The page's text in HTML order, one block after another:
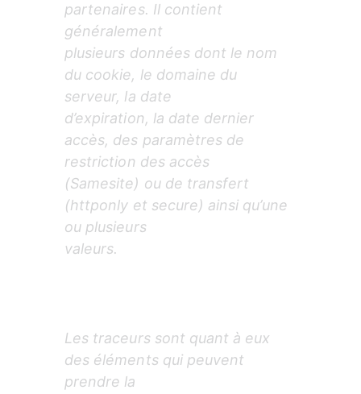
partenaires. Il contient
généralement
plusieurs données dont le nom
du cookie, le domaine du
serveur, la date
d’expiration, la date dernier
accès, des paramètres de
restriction des accès
(Samesite) ou de transfert
(httponly et secure) ainsi qu’une
ou plusieurs
valeurs.
Les traceurs sont quant à eux
des éléments qui peuvent
prendre la